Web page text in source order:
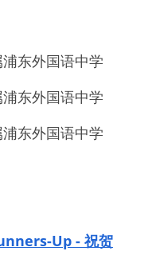
东外国语中学
东外国语中学
东外国语中学
Up - 祝贺